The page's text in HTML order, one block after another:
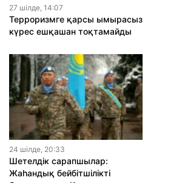
27 шiлде, 14:07
Терроризмге қарсы ымырасыз
күрес ешқашан тоқтамайды
24 шiлде, 20:33
Шетелдік сарапшылар:
Жаһандық бейбітшілікті